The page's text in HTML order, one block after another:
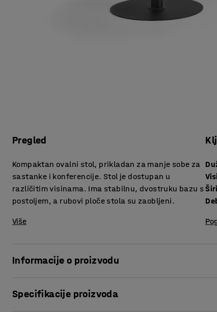
Pregled
Kompaktan ovalni stol, prikladan za manje sobe za
sastanke i konferencije. Stol je dostupan u
različitim visinama. Ima stabilnu, dvostruku bazu s
postoljem, a rubovi ploče stola su zaobljeni.
Više
Informacije o proizvodu
kretanja oko stola – savršeno za manje sobe za
Specifikacije proizvoda